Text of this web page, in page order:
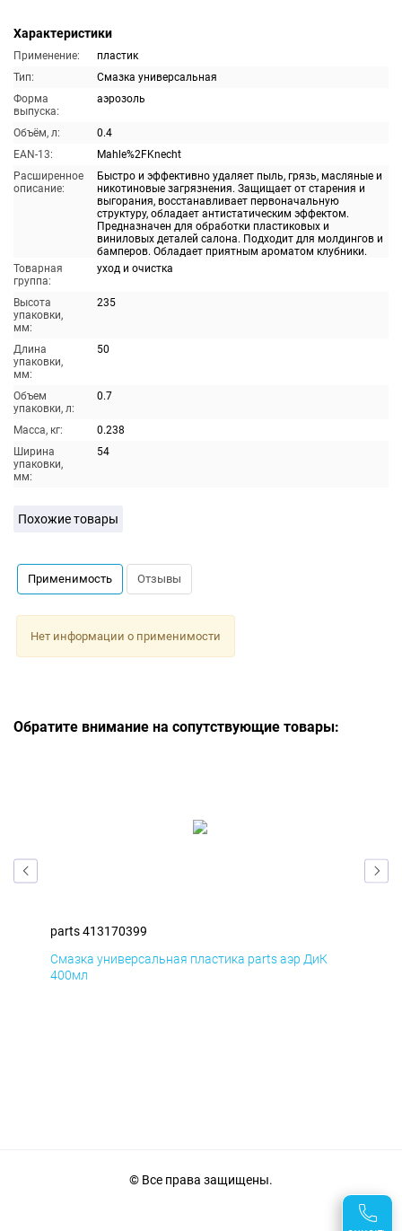
Характеристики
Применение:
пластик
Тип:
Смазка универсальная
Форма
выпуска:
аэрозоль
Объём, л:
0.4
EAN-13:
Mahle%2FKnecht
Расширенное
описание:
Быстро и эффективно удаляет пыль, грязь, масляные и
никотиновые загрязнения. Защищает от старения и
выгорания, восстанавливает первоначальную
структуру, обладает антистатическим эффектом.
Предназначен для обработки пластиковых и
виниловых деталей салона. Подходит для молдингов и
бамперов. Обладает приятным ароматом клубники.
Товарная
группа:
уход и очистка
Высота
упаковки,
мм:
235
Длина
упаковки,
мм:
50
Объем
упаковки, л:
0.7
Масса, кг:
0.238
Ширина
упаковки,
мм:
54
Похожие товары
Применимость Отзывы
Нет информации о применимости
Обратите внимание на сопутствующие товары:
parts 413170399
Смазка универсальная пластика parts аэр ДиК
400мл
© Все права защищены.